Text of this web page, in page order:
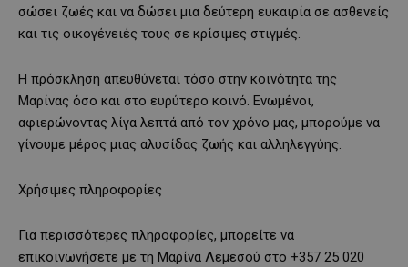
σώσει ζωές και να δώσει μια δεύτερη ευκαιρία σε ασθενείς
και τις οικογένειές τους σε κρίσιμες στιγμές.
Η πρόσκληση απευθύνεται τόσο στην κοινότητα της
Μαρίνας όσο και στο ευρύτερο κοινό. Ενωμένοι,
αφιερώνοντας λίγα λεπτά από τον χρόνο μας, μπορούμε να
γίνουμε μέρος μιας αλυσίδας ζωής και αλληλεγγύης.
Χρήσιμες πληροφορίες
Για περισσότερες πληροφορίες, μπορείτε να
επικοινωνήσετε με τη Μαρίνα Λεμεσού στο +357 25 020